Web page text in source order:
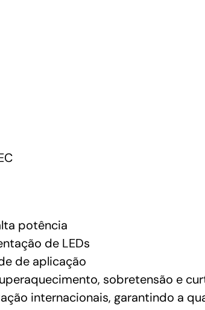
potência
de LEDs
de aplicação
sobretensão e
internacionais, garantindo a